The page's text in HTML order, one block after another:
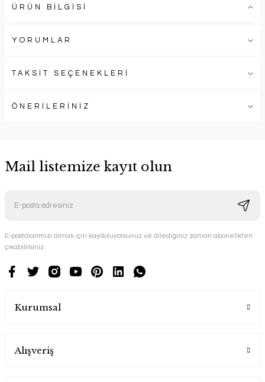
ÜRÜN BİLGİSİ
YORUMLAR
TAKSİT SEÇENEKLERİ
ÖNERİLERİNİZ
Mail listemize kayıt olun
E-postalarımızı almak için kaydoluyorsunuz ve dilediğiniz zaman abonelikten
çıkabilirsiniz.
Kurumsal
Alışveriş